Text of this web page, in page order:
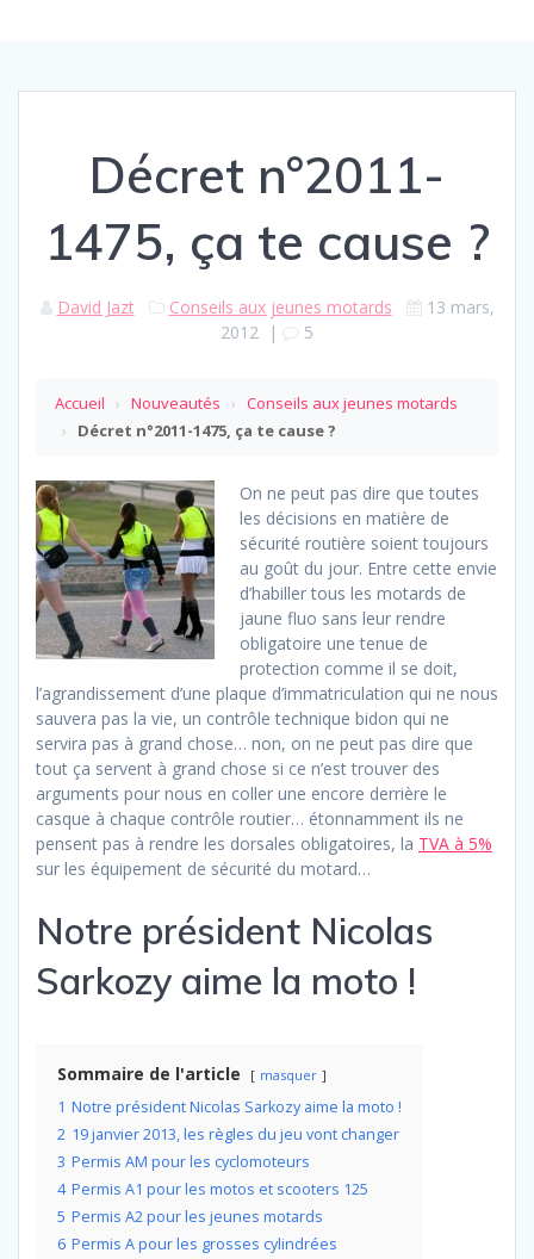
Décret n°2011-
1475, ça te cause ?
David Jazt Conseils aux jeunes motards
13 mars,
2012 | 5
Accueil › Nouveautés › Conseils aux jeunes motards
›
Décret n°2011-1475, ça te cause ?
On ne peut pas dire que toutes
les décisions en matière de
sécurité routière soient toujours
au goût du jour. Entre cette envie
d’habiller tous les motards de
jaune fluo sans leur rendre
obligatoire une tenue de
protection comme il se doit,
l’agrandissement d’une plaque d’immatriculation qui ne nous
sauvera pas la vie, un contrôle technique bidon qui ne
servira pas à grand chose… non, on ne peut pas dire que
tout ça servent à grand chose si ce n’est trouver des
arguments pour nous en coller une encore derrière le
casque à chaque contrôle routier… étonnamment ils ne
pensent pas à rendre les dorsales obligatoires, la TVA à 5%
sur les équipement de sécurité du motard…
Notre président Nicolas
Sarkozy aime la moto !
Sommaire de l'article masquer
1 Notre président Nicolas Sarkozy aime la moto !
2 19 janvier 2013, les règles du jeu vont changer
3 Permis AM pour les cyclomoteurs
4 Permis A1 pour les motos et scooters 125
5 Permis A2 pour les jeunes motards
6 Permis A pour les grosses cylindrées